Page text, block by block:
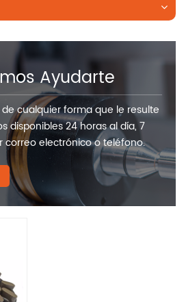
Ayudarte
cualquier forma que le resulte
disponibles 24 horas al día, 7
correo electrónico o teléfono.